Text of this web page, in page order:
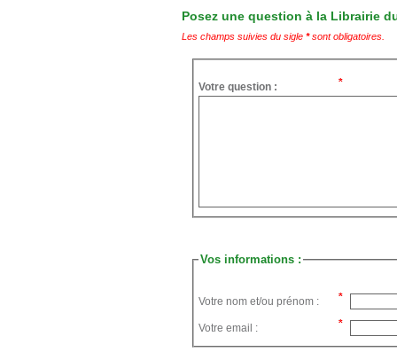
Posez une question à la Librairie
Les champs suivies du sigle *sont obligatoires.
Votre question :
Vos informations :
Votre nom et/ou prénom :
Votre email :